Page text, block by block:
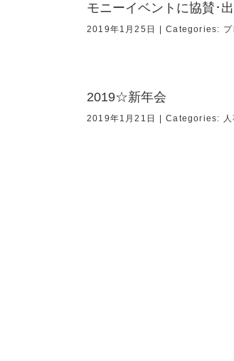
モニーイベントに協賛･
2019年1月25日 Categories:
2019☆新年会
2019年1月21日 Categories: